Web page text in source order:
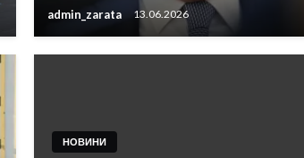
admin_zarata 13.06.2026
НОВИНИ